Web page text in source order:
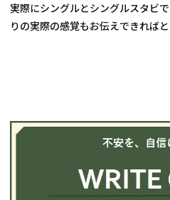
実際にシングルとシングルスタビ
りの実際の感覚もお伝えできればと